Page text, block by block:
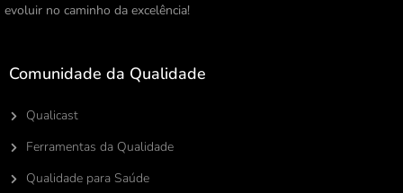
evoluir no caminho da excelência!
Comunidade da Qualidade
Qualicast
Ferramentas da Qualidade
Qualidade para Saúde